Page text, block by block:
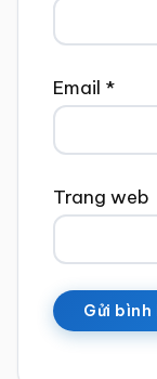
Email *
Trang web